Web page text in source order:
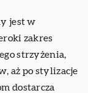
jest w
zakres
strzyżenia,
aż po stylizacje
dostarcza